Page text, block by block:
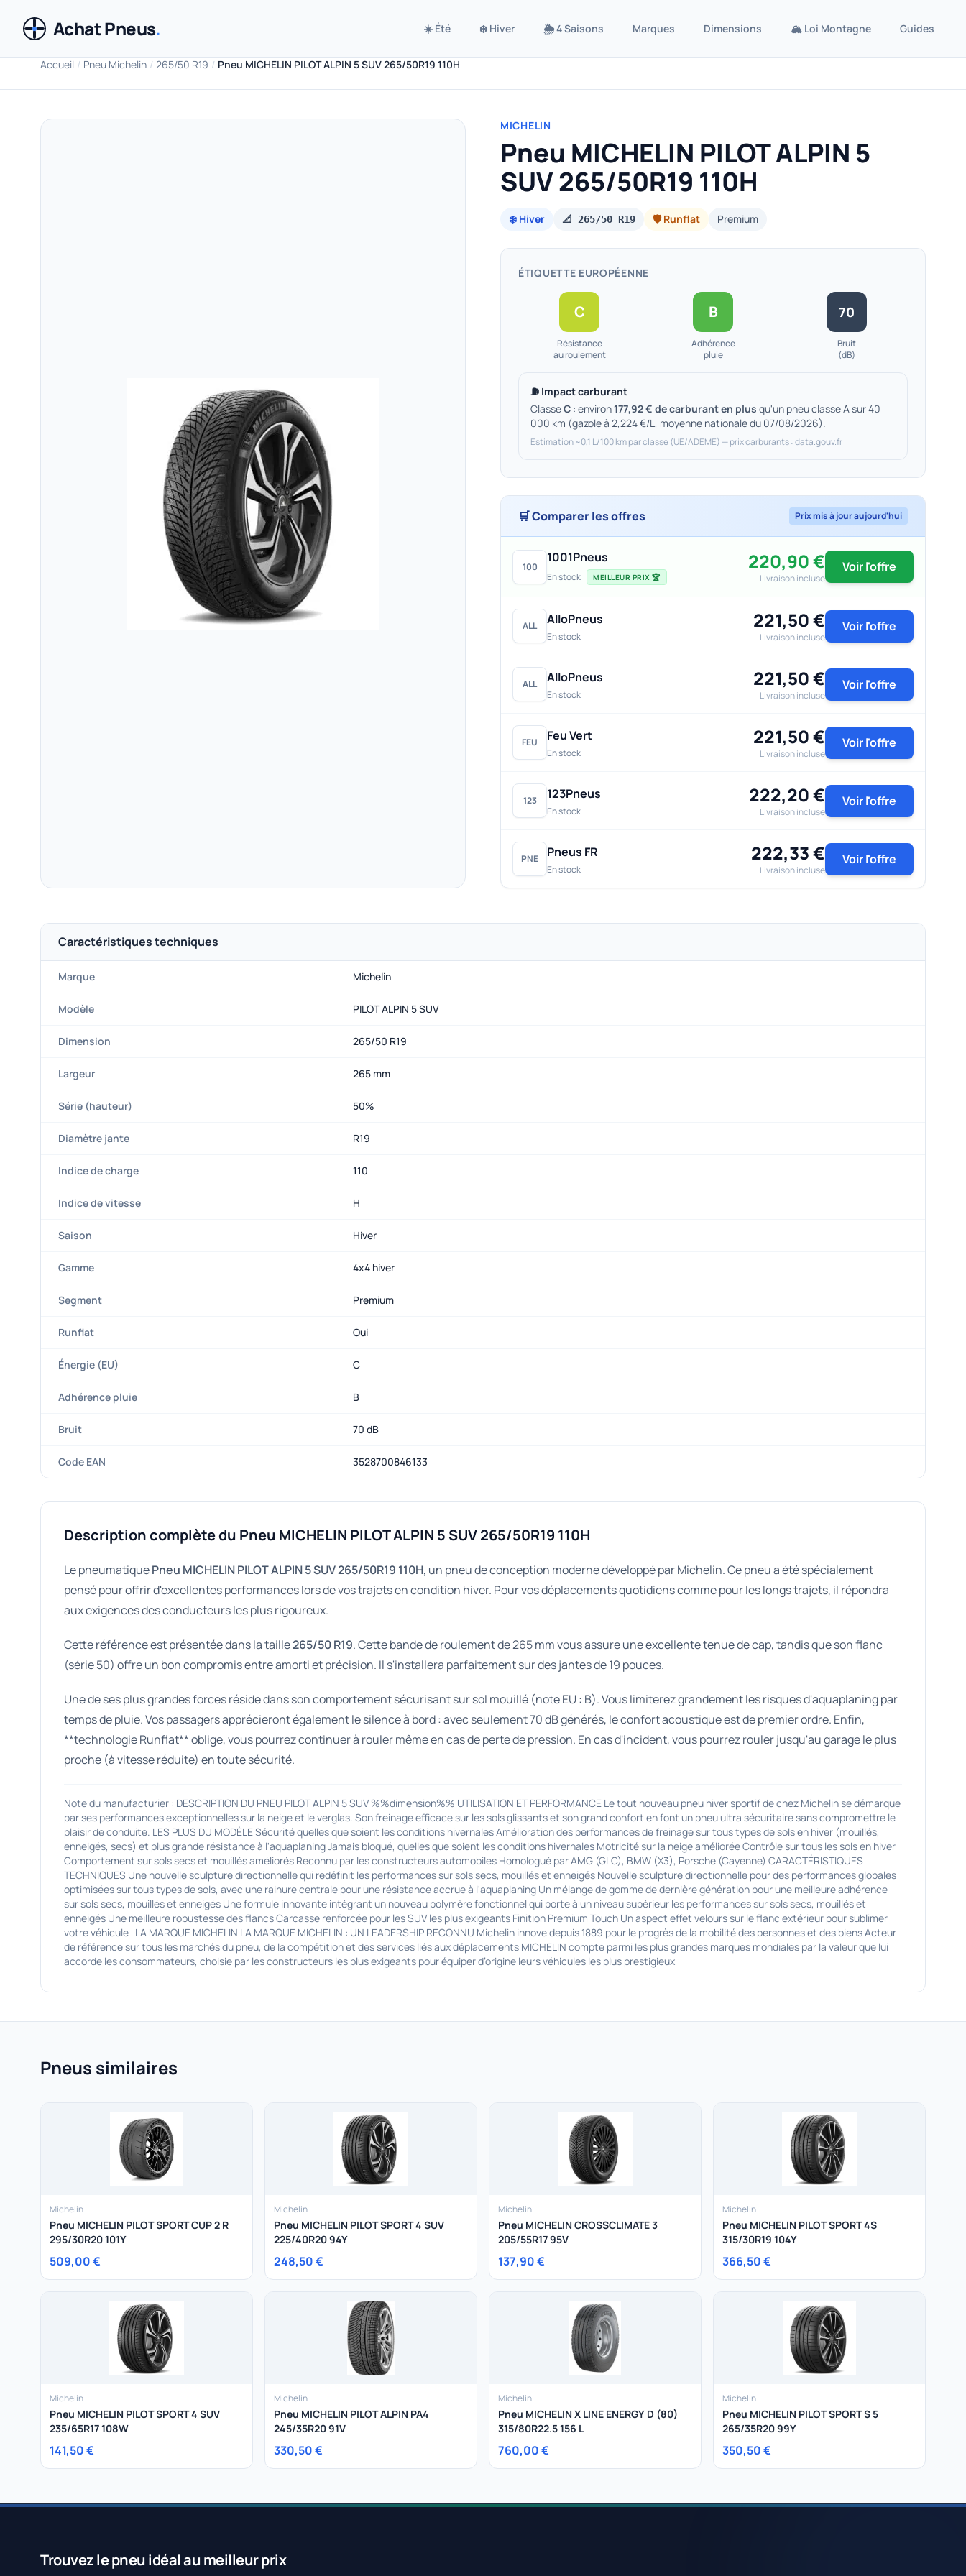
Achat Pneus. ☀️ Été ❄️ Hiver 🌦️ 4 Saisons Marques Dimensions 🏔️ Loi Montagne Guides
Accueil / Pneu Michelin / 265/50 R19 / Pneu MICHELIN PILOT ALPIN 5 SUV 265/50R19 110H
MICHELIN
Pneu MICHELIN PILOT ALPIN 5
SUV 265/50R19 110H
❄️ Hiver 📐 265/50 R19 🛡️ Runflat Premium
ÉTIQUETTE EUROPÉENNE
C
Résistance
au roulement
B
Adhérence
pluie
70
Bruit
(dB)
⛽ Impact carburant
ClasseC : environ177,92 € de carburant en plus qu'un pneu classe A sur 40
000 km (gazole à 2,224 €/L, moyenne nationale du 07/08/2026).
Estimation ~0,1 L/100 km par classe (UE/ADEME) — prix carburants : data.gouv.fr
🛒 Comparer les offres Prix mis à jour aujourd'hui
100
1001Pneus
En stock MEILLEUR PRIX 🏆
220,90 €
Livraison incluse
Voir l'offre
ALL AlloPneus
En stock
221,50 €
Livraison incluse
Voir l'offre
ALL AlloPneus
En stock
221,50 €
Livraison incluse
Voir l'offre
FEU Feu Vert
En stock
221,50 €
Livraison incluse
Voir l'offre
123 123Pneus
En stock
222,20 €
Livraison incluse
Voir l'offre
PNE Pneus FR
En stock
222,33 €
Livraison incluse
Voir l'offre
Caractéristiques techniques
Marque Michelin
Modèle PILOT ALPIN 5 SUV
Dimension 265/50 R19
Largeur 265 mm
Série (hauteur) 50%
Diamètre jante R19
Indice de charge 110
Indice de vitesse H
Saison Hiver
Gamme 4x4 hiver
Segment Premium
Runflat Oui
Énergie (EU) C
Adhérence pluie B
Bruit 70 dB
Code EAN 3528700846133
Description complète du Pneu MICHELIN PILOT ALPIN 5 SUV 265/50R19 110H
Le pneumatiquePneu MICHELIN PILOT ALPIN 5 SUV 265/50R19 110H, un pneu de conception moderne développé par Michelin. Ce pneu a été spécialement
pensé pour offrir d'excellentes performances lors de vos trajets en condition hiver. Pour vos déplacements quotidiens comme pour les longs trajets, il répondra
aux exigences des conducteurs les plus rigoureux.
Cette référence est présentée dans la taille265/50 R19. Cette bande de roulement de 265 mm vous assure une excellente tenue de cap, tandis que son flanc
(série 50) offre un bon compromis entre amorti et précision. Il s'installera parfaitement sur des jantes de 19 pouces.
Une de ses plus grandes forces réside dans son comportement sécurisant sur sol mouillé (note EU : B). Vous limiterez grandement les risques d'aquaplaning par
temps de pluie. Vos passagers apprécieront également le silence à bord : avec seulement 70 dB générés, le confort acoustique est de premier ordre. Enfin,
**technologie Runflat** oblige, vous pourrez continuer à rouler même en cas de perte de pression. En cas d'incident, vous pourrez rouler jusqu'au garage le plus
proche (à vitesse réduite) en toute sécurité.
Note du manufacturier : DESCRIPTION DU PNEU PILOT ALPIN 5 SUV %%dimension%% UTILISATION ET PERFORMANCE Le tout nouveau pneu hiver sportif de chez Michelin se démarque
par ses performances exceptionnelles sur la neige et le verglas. Son freinage efficace sur les sols glissants et son grand confort en font un pneu ultra sécuritaire sans compromettre le
plaisir de conduite. LES PLUS DU MODÈLE Sécurité quelles que soient les conditions hivernales Amélioration des performances de freinage sur tous types de sols en hiver (mouillés,
enneigés, secs) et plus grande résistance à l'aquaplaning Jamais bloqué, quelles que soient les conditions hivernales Motricité sur la neige améliorée Contrôle sur tous les sols en hiver
Comportement sur sols secs et mouillés améliorés Reconnu par les constructeurs automobiles Homologué par AMG (GLC), BMW (X3), Porsche (Cayenne) CARACTÉRISTIQUES
TECHNIQUES Une nouvelle sculpture directionnelle qui redéfinit les performances sur sols secs, mouillés et enneigés Nouvelle sculpture directionnelle pour des performances globales
optimisées sur tous types de sols, avec une rainure centrale pour une résistance accrue à l'aquaplaning Un mélange de gomme de dernière génération pour une meilleure adhérence
sur sols secs, mouillés et enneigés Une formule innovante intégrant un nouveau polymère fonctionnel qui porte à un niveau supérieur les performances sur sols secs, mouillés et
enneigés Une meilleure robustesse des flancs Carcasse renforcée pour les SUV les plus exigeants Finition Premium Touch Un aspect effet velours sur le flanc extérieur pour sublimer
votre véhicule LA MARQUE MICHELIN LA MARQUE MICHELIN : UN LEADERSHIP RECONNU Michelin innove depuis 1889 pour le progrès de la mobilité des personnes et des biens Acteur
de référence sur tous les marchés du pneu, de la compétition et des services liés aux déplacements MICHELIN compte parmi les plus grandes marques mondiales par la valeur que lui
accorde les consommateurs, choisie par les constructeurs les plus exigeants pour équiper d’origine leurs véhicules les plus prestigieux
Pneus similaires
Michelin
Pneu MICHELIN PILOT SPORT CUP 2 R
295/30R20 101Y
509,00 €
Michelin
Pneu MICHELIN PILOT SPORT 4 SUV
225/40R20 94Y
248,50 €
Michelin
Pneu MICHELIN CROSSCLIMATE 3
205/55R17 95V
137,90 €
Michelin
Pneu MICHELIN PILOT SPORT 4S
315/30R19 104Y
366,50 €
Michelin
Pneu MICHELIN PILOT SPORT 4 SUV
235/65R17 108W
141,50 €
Michelin
Pneu MICHELIN PILOT ALPIN PA4
245/35R20 91V
330,50 €
Michelin
Pneu MICHELIN X LINE ENERGY D (80)
315/80R22.5 156 L
760,00 €
Michelin
Pneu MICHELIN PILOT SPORT S 5
265/35R20 99Y
350,50 €
Trouvez le pneu idéal au meilleur prix